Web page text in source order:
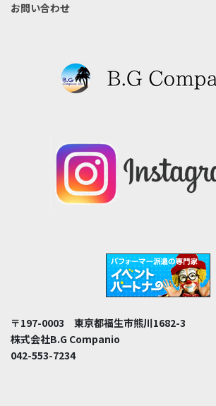
お問い合わせ
〒197-0003 東京都福生市熊川1682-3
株式会社B.G Companio
042-553-7234